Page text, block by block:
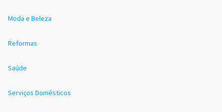
Moda e Beleza
Reformas
Saúde
Serviços Domésticos